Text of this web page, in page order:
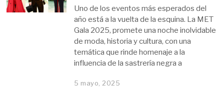
Uno de los eventos más esperados del
año está a la vuelta de la esquina. La MET
Gala 2025, promete una noche inolvidable
de moda, historia y cultura, con una
temática que rinde homenaje a la
influencia de la sastrería negra a
5 mayo, 2025